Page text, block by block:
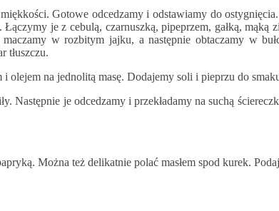
Gotowe odcedzamy i odstawiamy do
je z cebulą, czarnuszką, pipeprzem, gałką,
w rozbitym jajku, a następnie obtaczamy w
tłuszczu.
olejem na jednolitą masę. Dodajemy soli i pieprzu do
je odcedzamy i przekładamy na suchą
Można też delikatnie polać masłem spod kurek.